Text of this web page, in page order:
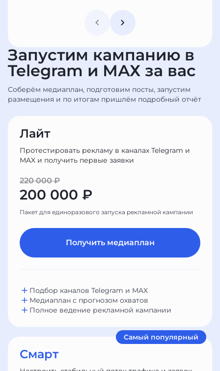
Запустим кампанию в
Telegram и МАХ за вас
Соберём медиаплан, подготовим посты, запустим
размещения и по итогам пришлём подробный отчёт
Лайт
Протестировать рекламу в каналах Telegram и
MAX и получить первые заявки
220 000 ₽
200 000 ₽
Пакет для единоразового запуска рекламной кампании
Получить медиаплан
Подбор каналов Telegram и MAX
Медиаплан с прогнозом охватов
Полное ведение рекламной кампании
Самый популярный
Смарт